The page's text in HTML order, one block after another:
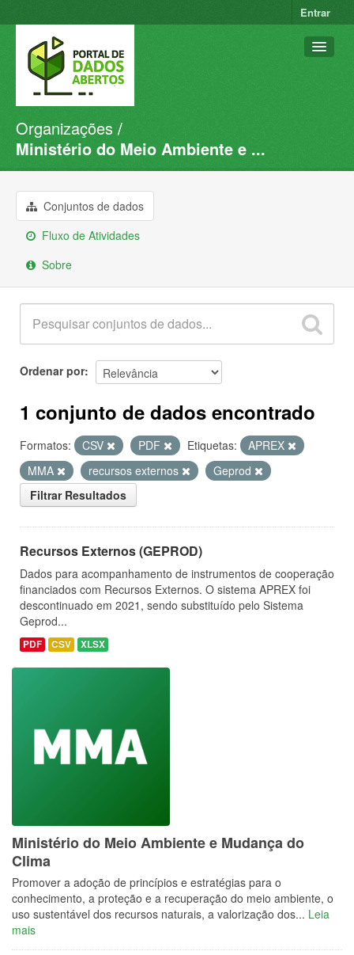
Entrar
Conjuntos de dados
Organizações
Sobre
Organizações
Ministério do Meio Ambiente e ...
Conjuntos de dados
Fluxo de Atividades
Sobre
Ordenar por
1 conjunto de dados encontrado
Formatos: CSV PDF Etiquetas:
APREX
MMA
recursos externos
Geprod
Filtrar Resultados
Recursos Externos (GEPROD)
Dados para acompanhamento de instrumentos de cooperação
financiados com Recursos Externos. O sistema APREX foi
descontinuado em 2021, sendo substituído pelo Sistema
Geprod...
PDF CSV XLSX
Ministério do Meio Ambiente e Mudança do
Clima
Promover a adoção de princípios e estratégias para o
conhecimento, a proteção e a recuperação do meio ambiente, o
uso sustentável dos recursos naturais, a valorização dos... Leia
mais